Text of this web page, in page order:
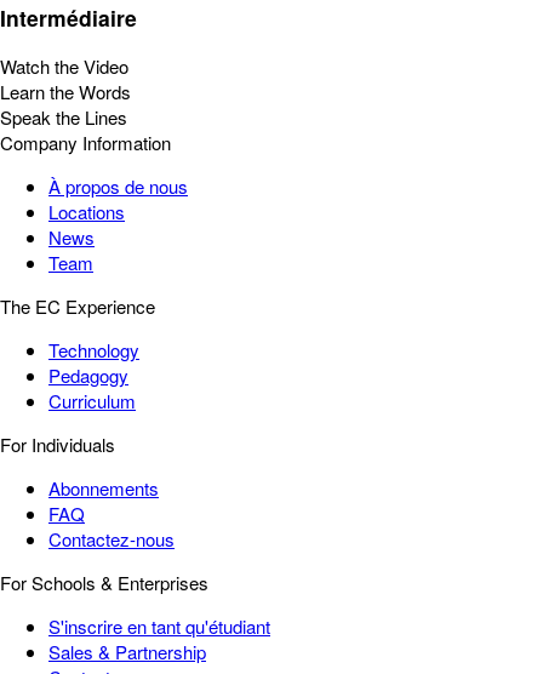
Intermédiaire
Watch the Video
Learn the Words
Speak the Lines
Company Information
À propos de nous
Locations
News
Team
The EC Experience
Technology
Pedagogy
Curriculum
For Individuals
Abonnements
FAQ
Contactez-nous
For Schools & Enterprises
S'inscrire en tant qu'étudiant
Sales & Partnership